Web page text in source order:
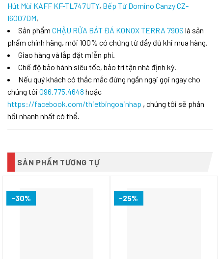
Hút Mùi KAFF KF-TL747UTY, Bếp Từ Domino Canzy CZ-
I6007DM,
Sản phẩm CHẬU RỬA BÁT ĐÁ KONOX TERRA 790S là sản
phẩm chính hãng, mới 100% có chứng từ đầy đủ khi mua hàng.
Giao hàng và lắp đặt miễn phí.
Chế độ bảo hành siêu tốc, bảo trì tận nhà định kỳ.
Nếu quý khách có thắc mắc đừng ngần ngại gọi ngay cho
chúng tôi 096.775.4648 hoặc
https://facebook.com/thietbingoainhap , chúng tôi sẽ phản
hồi nhanh nhất có thể.
SẢN PHẨM TƯƠNG TỰ
-30% -25%